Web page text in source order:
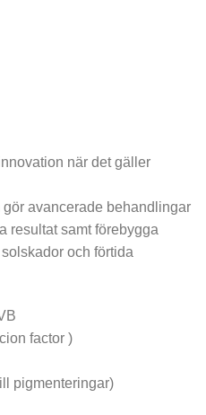
när det gäller
avancerade behandlingar
resultat samt förebygga
och förtida
factor )
pigmenteringar)